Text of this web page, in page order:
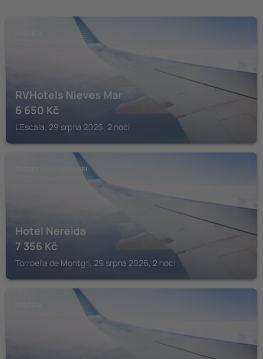
RVHotels Nieves Mar
6 650 Kč
L'Escala, 29 srpna 2026, 2 noci
TORROELLA DE MONTGRI
Hotel Nereida
7 356 Kč
Torroella de Montgri, 29 srpna 2026, 2 noci